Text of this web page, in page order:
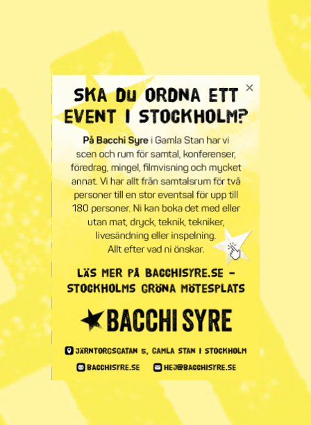
Det finns överkurser
som att torka nässlor och att
utvinna fibrer ur stjälkarna. Utvuxna nässlor som får
förmultna i en hink vatten är också ett stärkande och
skyddande gödselvatten för växterna. Tvivlar du på
sådana naturmedel, så betänk att i Frankrike är det så
populärt att företagen som tillverkar bekämpningsmedel
har lobbat igenom ett förbud mot att sprida kunskapen
om hur man gör!
Tänk på att
KATEGORI
Syre tipsar